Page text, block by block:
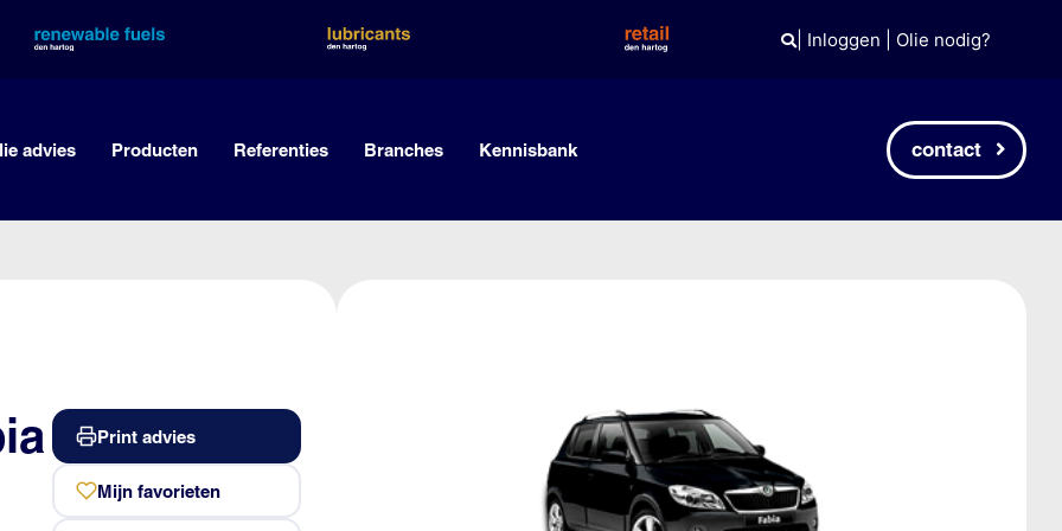
| Inloggen Olie nodig?
advies Producten Referenties Branches Kennisbank contact
Print advies
Mijn favorieten